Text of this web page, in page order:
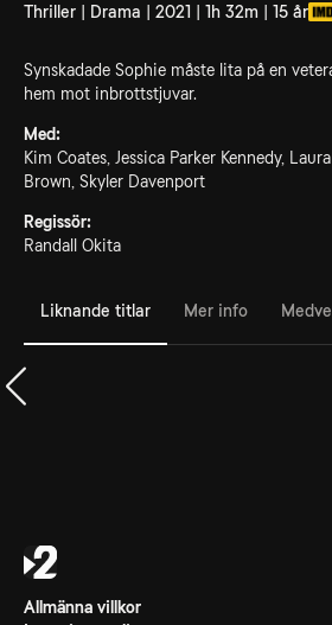
Thriller | Drama | 2021 | 1h 32m | 15 år
Synskadade Sophie måste lita på en
hem mot inbrottstjuvar.
Med:
Kim Coates, Jessica Parker Kennedy,
Brown, Skyler Davenport
Regissör:
Randall Okita
Liknande titlar Mer info
Allmänna villkor